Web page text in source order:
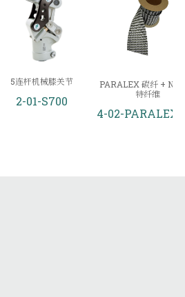
5连杆机械膝关节
2-01-S700
PARALEX 碳纤 +
特纤维
4-02-